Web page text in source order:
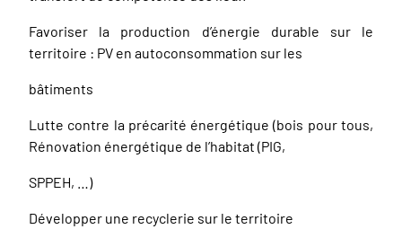
Favoriser la production d’énergie durable sur le
territoire : PV en autoconsommation sur les
bâtiments
Lutte contre la précarité énergétique (bois pour tous,
Rénovation énergétique de l’habitat (PIG,
SPPEH, …)
Développer une recyclerie sur le territoire